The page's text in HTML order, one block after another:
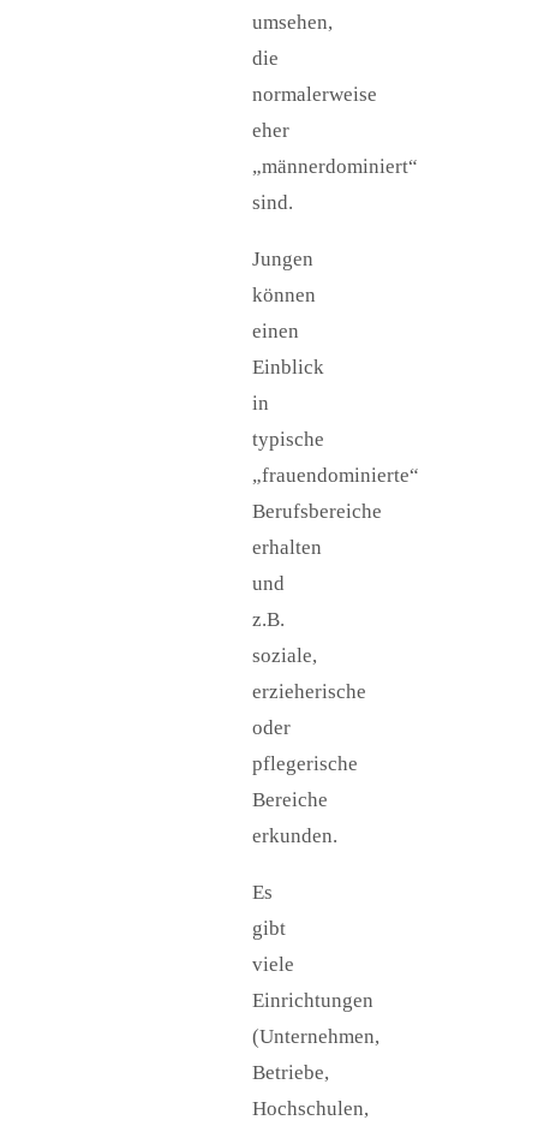
umsehen,
die
normalerweise
eher
„männerdominiert“
sind.
Jungen
können
einen
Einblick
in
typische
„frauendominierte“
Berufsbereiche
erhalten
und
z.B.
soziale,
erzieherische
oder
pflegerische
Bereiche
erkunden.
Es
gibt
viele
Einrichtungen
(Unternehmen,
Betriebe,
Hochschulen,